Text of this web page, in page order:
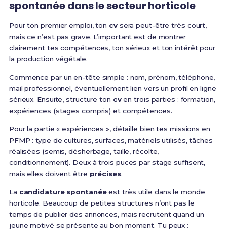
spontanée dans le secteur horticole
Pour ton premier emploi, ton cvsera peut-être très court,
mais ce n’est pas grave. L’important est de montrer
clairement tes compétences, ton sérieux et ton intérêt pour
la production végétale.
Commence par un en-tête simple : nom, prénom, téléphone,
mail professionnel, éventuellement lien vers un profil en ligne
sérieux. Ensuite, structure ton cven trois parties : formation,
expériences (stages compris) et compétences.
Pour la partie « expériences », détaille bien tes missions en
PFMP : type de cultures, surfaces, matériels utilisés, tâches
réalisées (semis, désherbage, taille, récolte,
conditionnement). Deux à trois puces par stage suffisent,
mais elles doivent être précises.
La candidature spontanéeest très utile dans le monde
horticole. Beaucoup de petites structures n’ont pas le
temps de publier des annonces, mais recrutent quand un
jeune motivé se présente au bon moment. Tu peux :